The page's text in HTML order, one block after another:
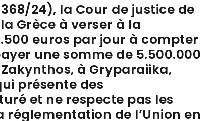
24), la Cour de justice de
Grèce à verser à la
euros par jour à compter
une somme de 5.500.000
à Gryparaiika,
présente des
et ne respecte pas les
de l’Union en